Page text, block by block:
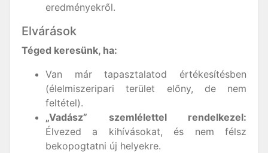
eredményekről.
Elvárások
Téged keresünk, ha:
Van már tapasztalatod értékesítésben
(élelmiszeripari terület előny, de nem
feltétel).
„Vadász” szemlélettel rendelkezel:
Élvezed a kihívásokat, és nem félsz
bekopogtatni új helyekre.